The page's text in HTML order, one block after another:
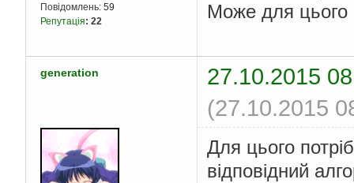
Повідомлень: 59
Репутація: 22
Може для цього
generation
27.10.2015
(27.10.2015
Для цього
відповідний